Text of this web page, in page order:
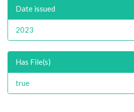
Date issued
2023
Has File(s)
true